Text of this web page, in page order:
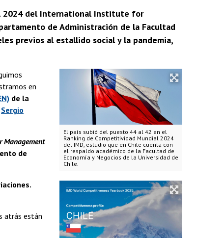
2024 del International Institute for
de Administración de la Facultad
previos al estallido social y la pandemia,
El país subió del puesto 44 al 42 en el
Ranking de Competitividad Mundial 2024
del IMD, estudio que en Chile cuenta con
el respaldo académico de la Facultad de
Economía y Negocios de la Universidad de
Chile.
en
de la
Sergio
Management
de
atrás están